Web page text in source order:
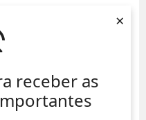
receber as
×